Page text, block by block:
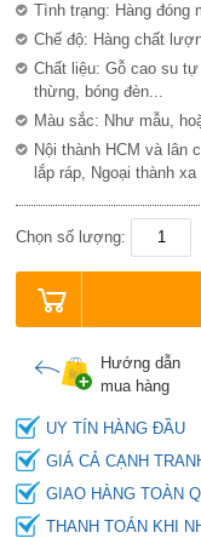
Tình trạng: Hàng đóng
Chế độ: Hàng chất
Chất liệu: Gỗ cao su
thừng, bóng đèn...
Màu sắc: Như mẫu,
Nội thành HCM và lân
lắp ráp, Ngoại thành
Chọn số lượng:
Hướng dẫn
mua hàng
UY TÍN HÀNG ĐẦU
GIÁ CẢ CẠNH
GIAO HÀNG TOÀN
THANH TOÁN KHI